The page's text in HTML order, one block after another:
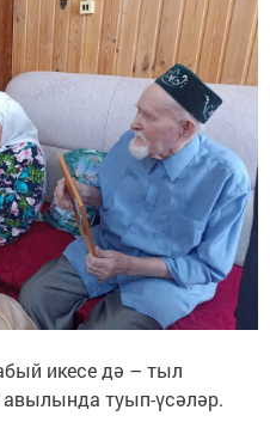
икесе дә – тыл
туып-үсәләр.